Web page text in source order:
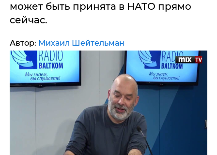
может быть принята в НАТО прямо
сейчас.
Автор: Михаил Шейтельман